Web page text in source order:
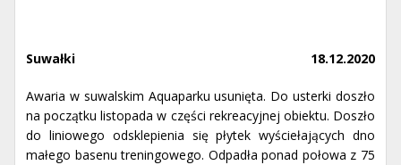
18.12.2020
Suwałki
Awaria w suwalskim Aquaparku usunięta. Do usterki doszło
na początku listopada w części rekreacyjnej obiektu. Doszło
do liniowego odsklepienia się płytek wyściełających dno
małego basenu treningowego. Odpadła ponad połowa z 75